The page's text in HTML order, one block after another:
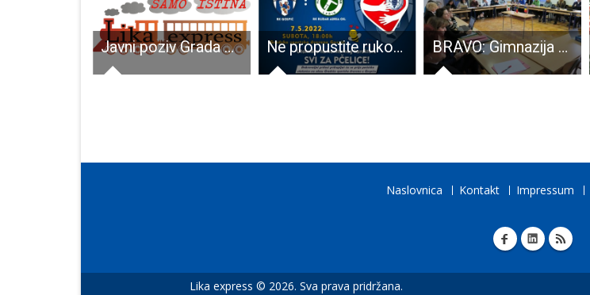
Javni poziv Grada Gospića za institucionalnu podršku udrugama u 2019. godini Ne propustite rukometnu subotu u Gospiću!!! BRAVO: Gimnazija Gospić opet u projektu programa Erasmus+
Naslovnica Kontakt Impressum
Lika express © 2026. Sva prava pridržana.